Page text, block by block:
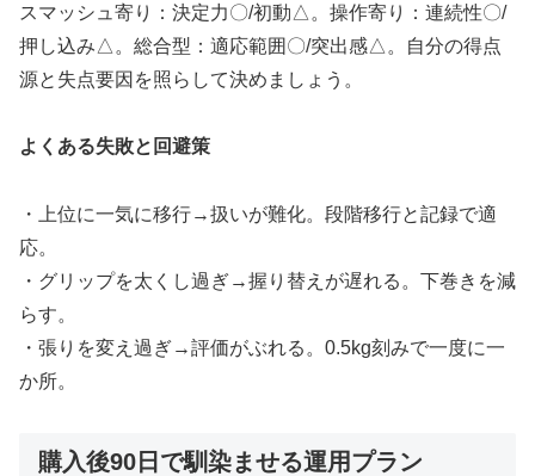
スマッシュ寄り：決定力〇/初動△。操作寄り：連続性〇/
押し込み△。総合型：適応範囲〇/突出感△。自分の得点
源と失点要因を照らして決めましょう。
よくある失敗と回避策
・上位に一気に移行→扱いが難化。段階移行と記録で適
応。
・グリップを太くし過ぎ→握り替えが遅れる。下巻きを減
らす。
・張りを変え過ぎ→評価がぶれる。0.5kg刻みで一度に一
か所。
購入後90日で馴染ませる運用プラン